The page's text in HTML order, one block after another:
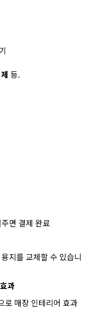
등.
면 결제 완료
지를 교체할 수 있습니
과
로 매장 인테리어 효과